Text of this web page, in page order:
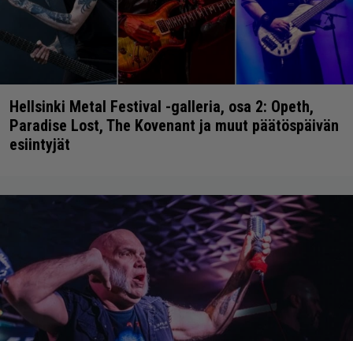
Hellsinki Metal Festival -galleria, osa 2: Opeth,
Paradise Lost, The Kovenant ja muut päätöspäivän
esiintyjät